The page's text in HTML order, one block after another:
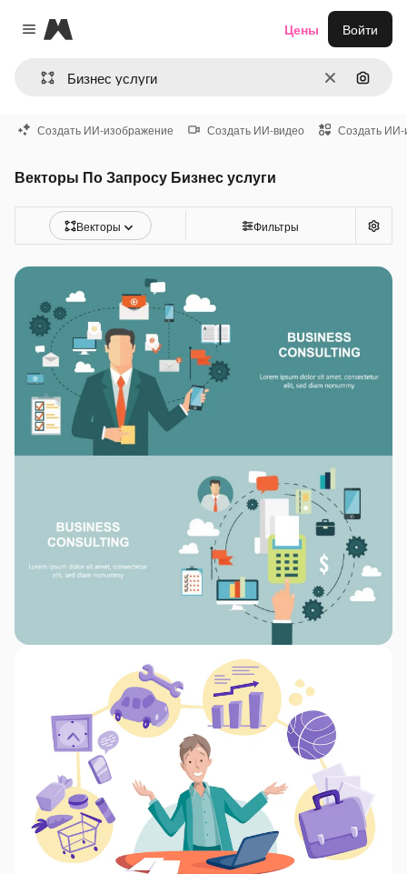
Close menu
Magnific
ОчиститьПоиск
Цены Войти
Создать ИИ-изображение Создать ИИ-видео Создать ИИ-
Векторы По Запросу Бизнес услуги
Векторы Фильтры